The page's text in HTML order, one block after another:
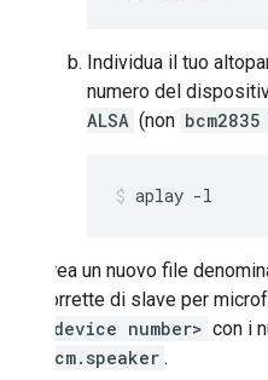
Individua il tuo
numero del
ALSA (non
aplay -l
Crea un nuovo file
corrette di slave per
<device number> con i
pcm.speaker .